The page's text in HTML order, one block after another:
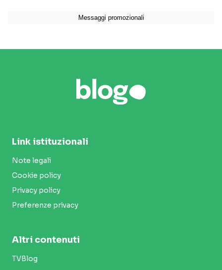
Link istituzionali
Note legali
Cookie policy
Privacy policy
Preferenze privacy
Altri contenuti
TVBlog